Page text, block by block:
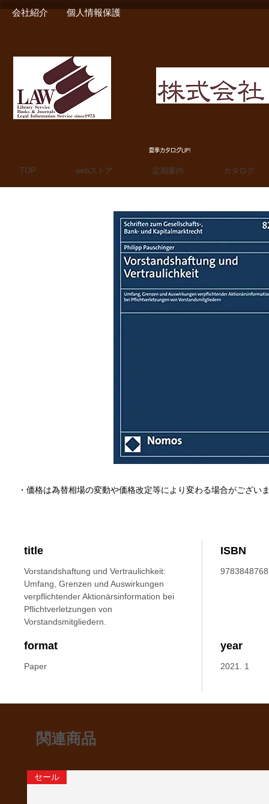
会社紹介 個人情報保護
夏季カタログUP!
TOP webストア 定期案内 カタログ
title
Vorstandshaftung und Vertraulichkeit:
Umfang, Grenzen und Auswirkungen
verpflichtender Aktionärsinformation bei
Pflichtverletzungen von
Vorstandsmitgliedern.
ISBN
format
Paper
year
2021. 1
・価格は為替相場の変動や価格改定等により変わる場合がござい
関連商品
セール